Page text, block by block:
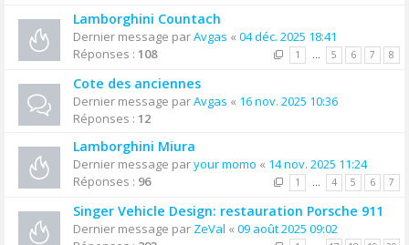
Lamborghini Countach
Dernier message parAvgas « 04 déc. 2025 18:41
Réponses : 108 1 … 5 6 7 8
Cote des anciennes
Dernier message parAvgas « 16 nov. 2025 10:36
Réponses : 12
Lamborghini Miura
Dernier message paryour momo « 14 nov. 2025 11:24
Réponses : 96 1 … 4 5 6 7
Singer Vehicle Design: restauration Porsche 911
Dernier message par ZeVal « 09 août 2025 09:02